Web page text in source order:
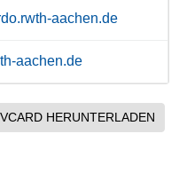
aachen.de
aachen.de
VCARD HERUNTERLADEN